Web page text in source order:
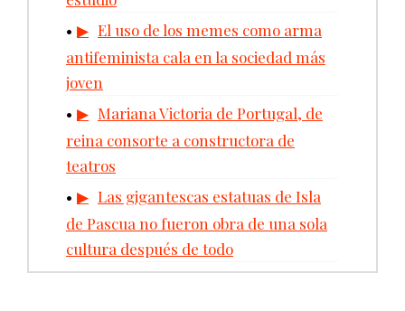
El uso de los memes como arma
antifeminista cala en la sociedad más
joven
Mariana Victoria de Portugal, de
reina consorte a constructora de
teatros
Las gigantescas estatuas de Isla
de Pascua no fueron obra de una sola
cultura después de todo